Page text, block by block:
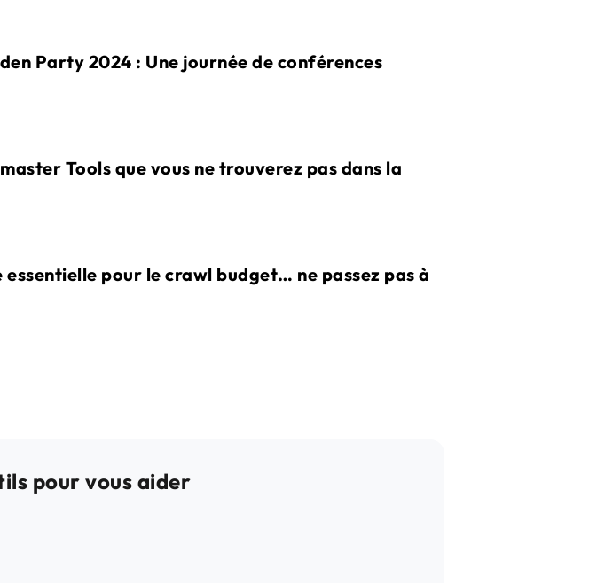
Party 2024 : Une journée de conférences
Tools que vous ne trouverez pas dans la
pour le crawl budget… ne passez pas à
pour vous aider